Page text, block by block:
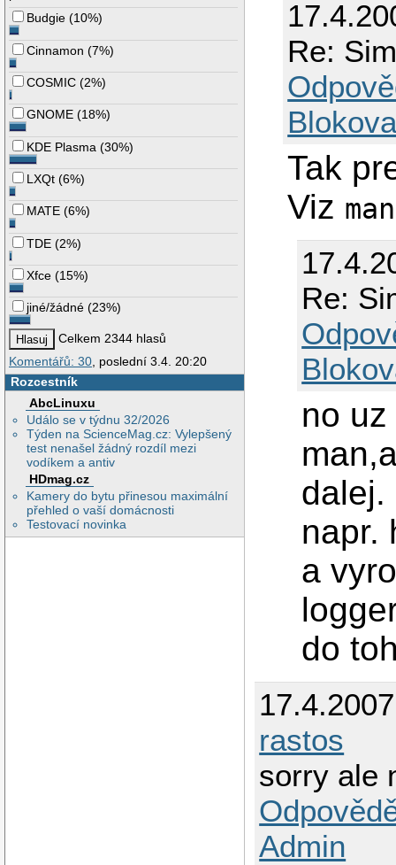
Budgie (10%)
Cinnamon (7%)
COSMIC (2%)
GNOME (18%)
KDE Plasma (30%)
LXQt (6%)
MATE (6%)
TDE (2%)
Xfce (15%)
jiné/žádné (23%)
Celkem 2344 hlasů
Komentářů: 30 , poslední 3.4. 20:20
Rozcestník
AbcLinuxu
Událo se v týdnu 32/2026
Týden na ScienceMag.cz: Vylepšený
test nenašel žádný rozdíl mezi
vodíkem a antiv
HDmag.cz
Kamery do bytu přinesou maximální
přehled o vaší domácnosti
Testovací novinka
Re:
Tak
Viz
Re:
no
dalej.
napr.
a
do
rastos
sorry ale
Admin